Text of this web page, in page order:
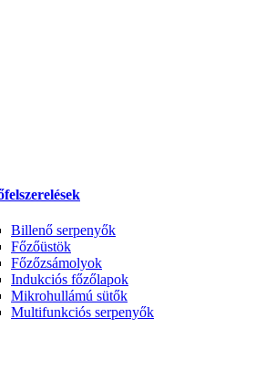
Billenő serpenyők
Főzőüstök
Főzőzsámolyok
Indukciós főzőlapok
Mikrohullámú sütők
Multifunkciós serpenyők